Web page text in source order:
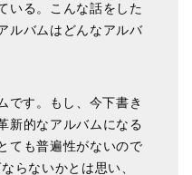
いる。こんな話をした
ルバムはどんなアルバ
です。もし、今下書き
新的なアルバムになる
ても普遍性がないので
らないかとは思い、